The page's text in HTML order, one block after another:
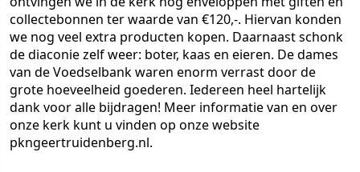
collectebonnen ter waarde van €120,-. Hiervan konden
we nog veel extra producten kopen. Daarnaast schonk
de diaconie zelf weer: boter, kaas en eieren. De dames
van de Voedselbank waren enorm verrast door de
grote hoeveelheid goederen. Iedereen heel hartelijk
dank voor alle bijdragen! Meer informatie van en over
onze kerk kunt u vinden op onze website
pkngeertruidenberg.nl.